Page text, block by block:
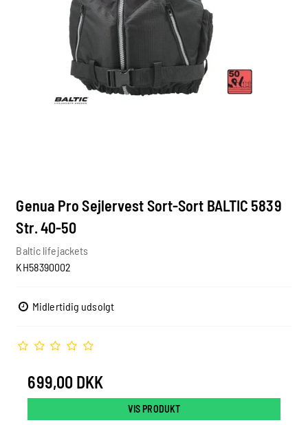
Genua Pro Sejlervest Sort-Sort BALTIC 5839
Str. 40-50
Baltic lifejackets
KH58390002
Midlertidig udsolgt
699,00 DKK
VIS PRODUKT